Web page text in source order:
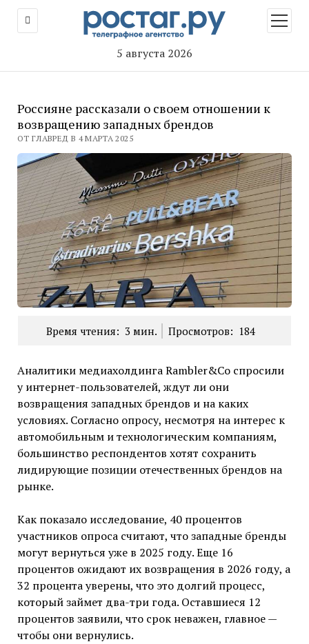
5 августа 2026
меню
Россияне рассказали о своем отношении к
возвращению западных брендов
ОТ ГЛАВРЕД В 4 МАРТА 2025
Время чтения: 3 мин. Просмотров: 184
Аналитики медиахолдинга Rambler&Co спросили
у интернет-пользователей, ждут ли они
возвращения западных брендов и на каких
условиях. Согласно опросу, несмотря на интерес к
автомобильным и технологическим компаниям,
большинство респондентов хотят сохранить
лидирующие позиции отечественных брендов на
рынке.
Как показало исследование, 40 процентов
участников опроса считают, что западные бренды
могут вернуться уже в 2025 году. Еще 16
процентов ожидают их возвращения в 2026 году, а
32 процента уверены, что это долгий процесс,
который займет два-три года. Оставшиеся 12
процентов заявили, что срок неважен, главное —
чтобы они вернулись.